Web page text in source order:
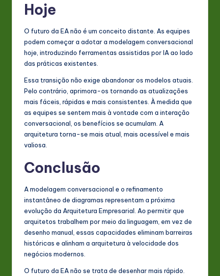
Hoje
O futuro da EA não é um conceito distante. As equipes
podem começar a adotar a modelagem conversacional
hoje, introduzindo ferramentas assistidas por IA ao lado
das práticas existentes.
Essa transição não exige abandonar os modelos atuais.
Pelo contrário, aprimora-os tornando as atualizações
mais fáceis, rápidas e mais consistentes. À medida que
as equipes se sentem mais à vontade com a interação
conversacional, os benefícios se acumulam. A
arquitetura torna-se mais atual, mais acessível e mais
valiosa.
Conclusão
A modelagem conversacional e o refinamento
instantâneo de diagramas representam a próxima
evolução da Arquitetura Empresarial. Ao permitir que
arquitetos trabalhem por meio da linguagem, em vez de
desenho manual, essas capacidades eliminam barreiras
históricas e alinham a arquitetura à velocidade dos
negócios modernos.
O futuro da EA não se trata de desenhar mais rápido.